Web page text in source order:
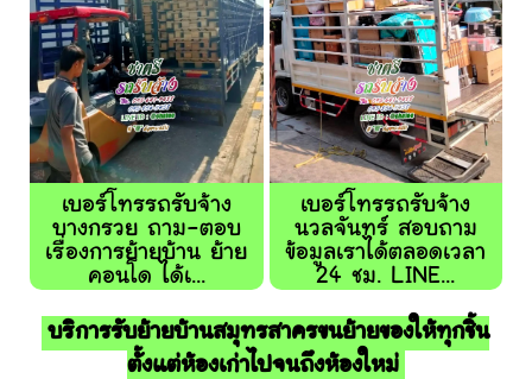
เบอร์โทรรถรับจ้าง
บางกรวย ถาม-ตอบ
เรื่องการย้ายบ้าน ย้าย
คอนโด ได้เ...
เบอร์โทรรถรับจ้าง
นวลจันทร์ สอบถาม
ข้อมูลเราได้ตลอดเวลา
24 ชม. LINE...
บริการรับย้ายบ้านสมุทรสาครขนย้ายของให้ทุกชิ้น
ตั้งแต่ห้องเก่าไปจนถึงห้องใหม่